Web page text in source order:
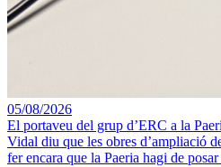
05/08/2026
El portaveu del grup d’ERC a la
Vidal diu que les obres d’ampliació
fer encara que la Paeria hagi de